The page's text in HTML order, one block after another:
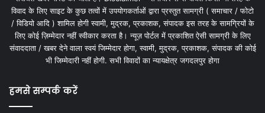
विवाद के लिए साइट के कुछ तत्वों में उपयोगकर्ताओं द्वारा प्रस्तुत सामग्री ( समाचार / फोटो
/ विडियो आदि ) शामिल होगी स्वामी, मुद्रक, प्रकाशक, संपादक इस तरह के सामग्रियों के
लिए कोई ज़िम्मेदार नहीं स्वीकार करता है। न्यूज़ पोर्टल में प्रकाशित ऐसी सामग्री के लिए
संवाददाता / खबर देने वाला स्वयं जिम्मेदार होगा, स्वामी, मुद्रक, प्रकाशक, संपादक की कोई
भी जिम्मेदारी नहीं होगी. सभी विवादों का न्यायक्षेत्र जगदलपुर होगा
हमसे सम्पर्क करें